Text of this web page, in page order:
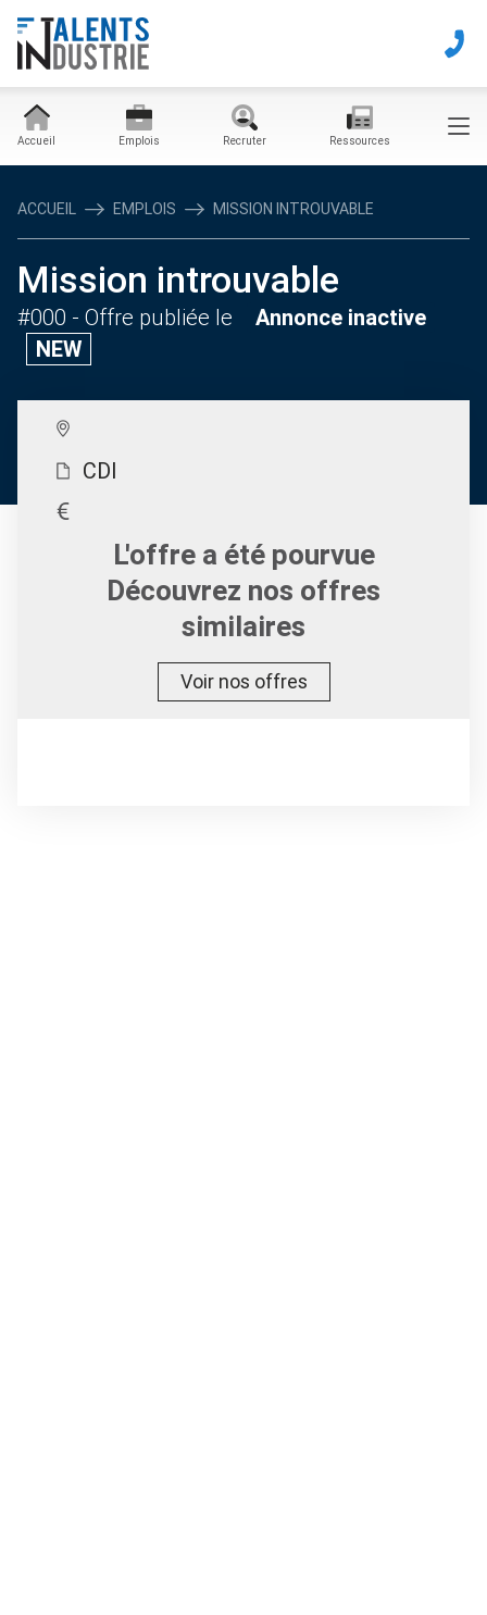
Accueil Emplois Recruter Ressources
ACCUEIL EMPLOIS MISSION INTROUVABLE
Mission introuvable
#000 - Offre publiée le
Annonce inactive
NEW
CDI
L'offre a été pourvue
Découvrez nos offres
similaires
Voir nos offres